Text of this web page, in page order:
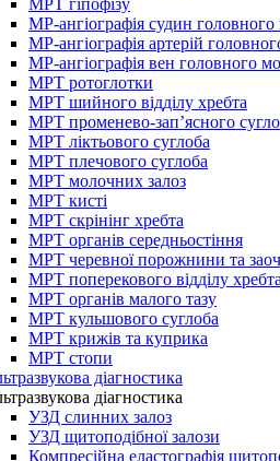
МРТ гіпофізу
МР-ангіографія судин головного
МР-ангіографія артерій
МР-ангіографія вен головного
МРТ ротоглотки
МРТ шийного відділу хребта
МРТ променево-зап’ясного
МРТ ліктьового суглоба
МРТ плечового суглоба
МРТ молочних залоз
МРТ кисті
МРТ скрінінг хребта
МРТ органів середньостіння
МРТ черевної порожнини та
МРТ поперекового відділу хребта
МРТ органів малого тазу
МРТ кульшового суглоба
МРТ крижів та куприка
МРТ стопи
діагностика
діагностика
УЗД слинних залоз
УЗД щитоподібної залози
Компресійна еластографія